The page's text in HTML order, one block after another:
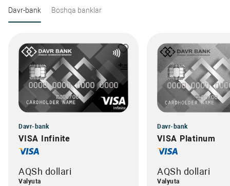
Davr-bank Boshqa banklar
Davr-bank
VISA Infinite
AQSh dollari
Valyuta
Davr-bank
VISA Platinum
AQSh dollari
Valyuta